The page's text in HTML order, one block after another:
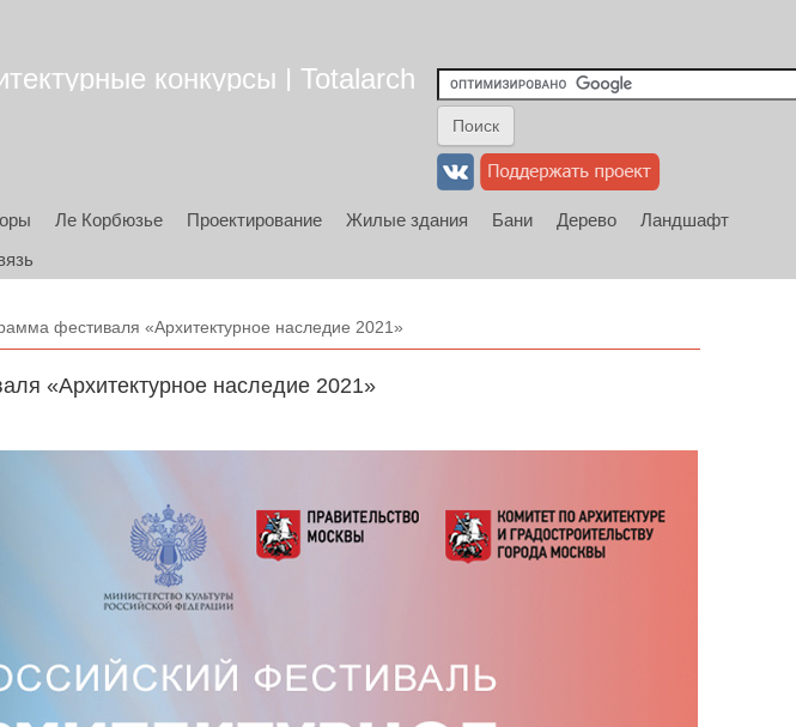
конкурсы | Totalarch
Ле Корбюзье Проектирование Жилые здания Бани Дерево
Ландшафт
фестиваля «Архитектурное наследие 2021»
«Архитектурное наследие 2021»